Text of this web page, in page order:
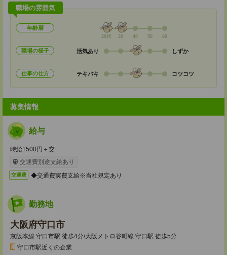
職場の雰囲気
年齢層
20代 30 40 50 60
職場の様子 活気あり しずか
仕事の仕方 テキパキ コツコツ
募集情報
給与
時給1500円＋交
交通費別途支給あり
交通費 ◆交通費実費支給※当社規定あり
勤務地
大阪府守口市
京阪本線 守口市駅 徒歩4分/大阪メトロ谷町線 守口駅 徒歩5分
守口市駅近くの企業